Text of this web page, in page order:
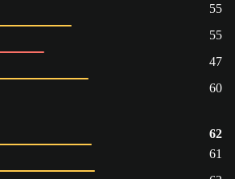
55
55
47
60
62
61